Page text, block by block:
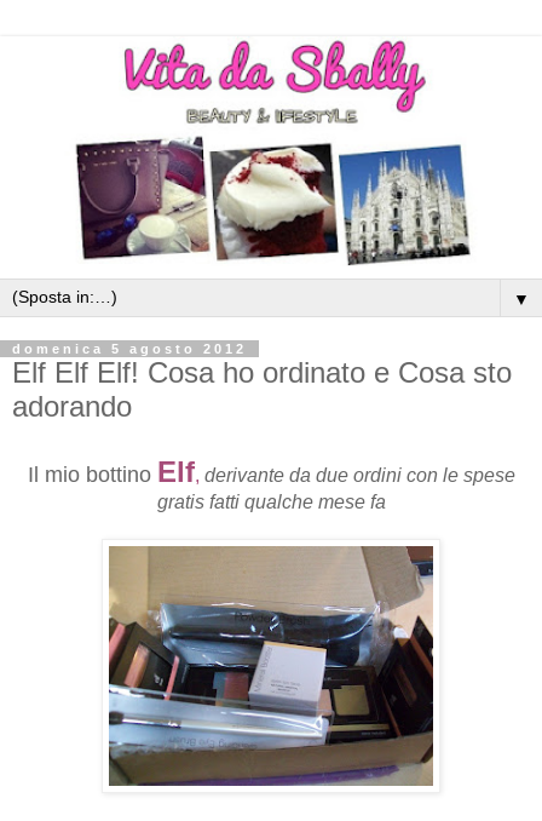
▼
domenica 5 agosto 2012
Elf Elf Elf! Cosa ho ordinato e Cosa sto
adorando
Il mio bottino Elf, derivante da due ordini con le spese
gratis fatti qualche mese fa